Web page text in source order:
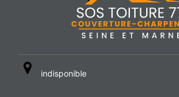
indisponible